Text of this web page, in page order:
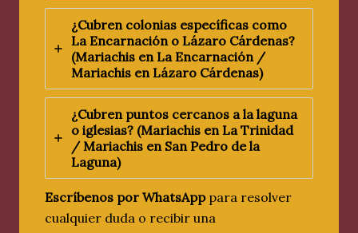
¿Cubren colonias específicas como
La Encarnación o Lázaro Cárdenas?
(Mariachis en La Encarnación /
Mariachis en Lázaro Cárdenas)
¿Cubren puntos cercanos a la laguna
o iglesias? (Mariachis en La Trinidad
/ Mariachis en San Pedro de la
Laguna)
Escríbenos por WhatsApppara resolver
cualquier duda o recibir una